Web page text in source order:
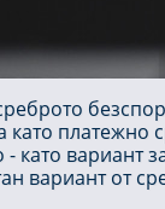
като платежно
- като вариант
вариант от